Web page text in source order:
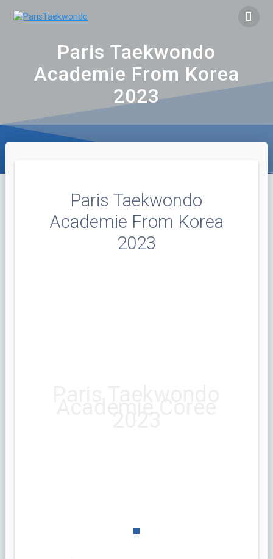
Paris Taekwondo
Academie From Korea
2023
Paris Taekwondo
Academie From Korea
2023